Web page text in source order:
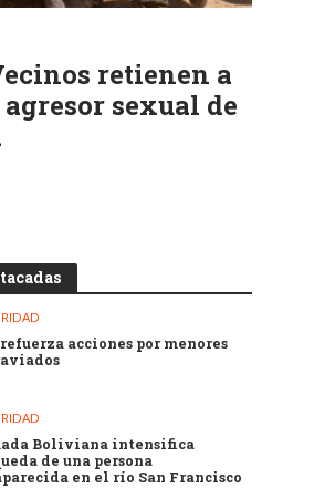
retienen a
sexual de
acciones por menores
Boliviana intensifica
de una persona
en el río San Francisco